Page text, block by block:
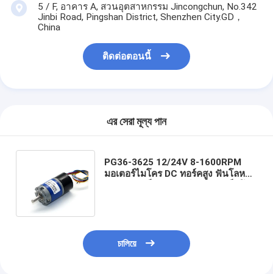
5 / F, อาคาร A, สวนอุตสาหกรรม Jincongchun, No.342
Jinbi Road, Pingshan District, Shenzhen City.GD，
China
ติดต่อตอนนี้
এর সেরা মূল্য পান
PG36-3625 12/24V 8-1600RPM
มอเตอร์ไมโคร DC ทอร์คสูง ฟันโลหะ
চালিয়ে